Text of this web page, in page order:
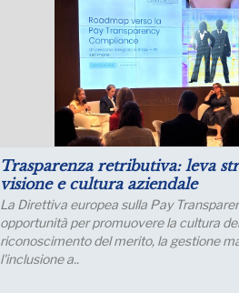
Luglio: migliorano le
produzione
Le aspettative delle grandi imprese
a luglio, con un aumento della quota di
prevede una crescita della produzione;